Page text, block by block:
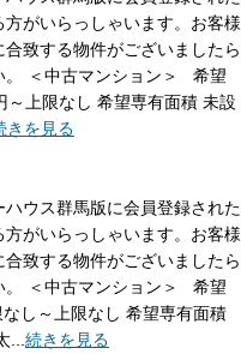
がいらっしゃいます。お客様
致する物件がございましたら
。 ＜中古マンション＞ 希望
上限なし 希望専有面積 未設
きを見る
ウス群馬版に会員登録された
がいらっしゃいます。お客様
致する物件がございましたら
。 ＜中古マンション＞ 希望
し～上限なし 希望専有面積
続きを見る